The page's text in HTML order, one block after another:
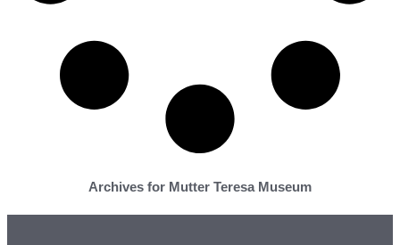
Archives for Mutter Teresa Museum